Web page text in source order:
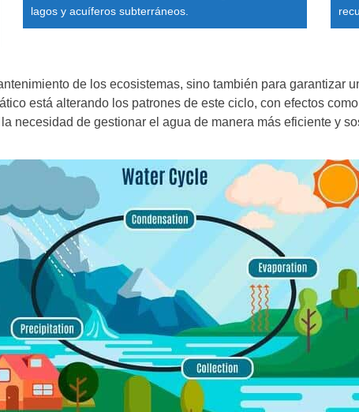
lagos y acuíferos subterráneos.
de los ecosistemas, sino también para garantizar
está alterando los patrones de este ciclo, con efectos
necesidad de gestionar el agua de manera más eficiente y